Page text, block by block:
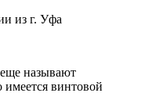
из г. Уфа
называют
винтовой